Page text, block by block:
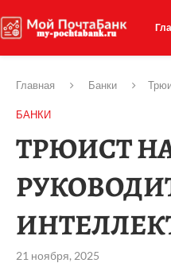
Главная Банки
БАНКИ
ТРЮИСТ
21 ноября, 2025